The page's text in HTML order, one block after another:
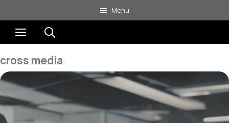
au
contenu
Menu
Menu
cross media